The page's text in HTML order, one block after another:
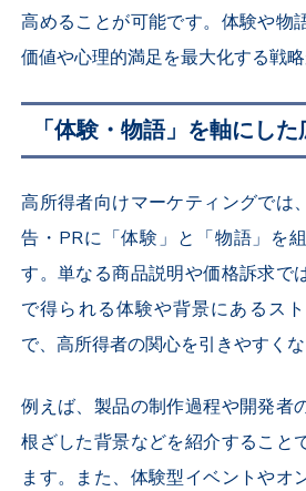
高めることが可能です。体験や物
価値や心理的満足を最大化する戦略
「体験・物語」を軸にし
高所得者向けマーケティングでは
告・PRに「体験」と「物語」を
す。単なる商品説明や価格訴求で
で得られる体験や背景にあるス
で、高所得者の関心を引きやすくな
例えば、製品の制作過程や開発者
根ざした背景などを紹介すること
ます。また、体験型イベントやオ